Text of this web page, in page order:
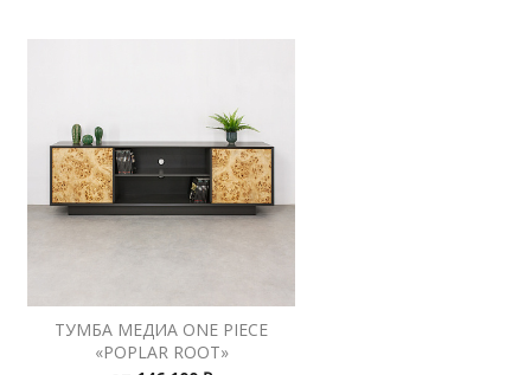
ТУМБА МЕДИА ONE PIECE
«POPLAR ROOT»